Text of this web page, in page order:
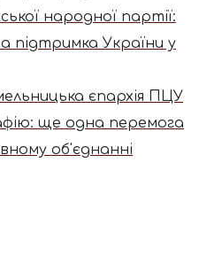
народної партії:
підтримка України у
єпархія ПЦУ
ще одна перемога
об'єднанні